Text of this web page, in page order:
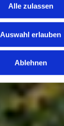
Alle zulassen
Auswahl erlauben
Ablehnen